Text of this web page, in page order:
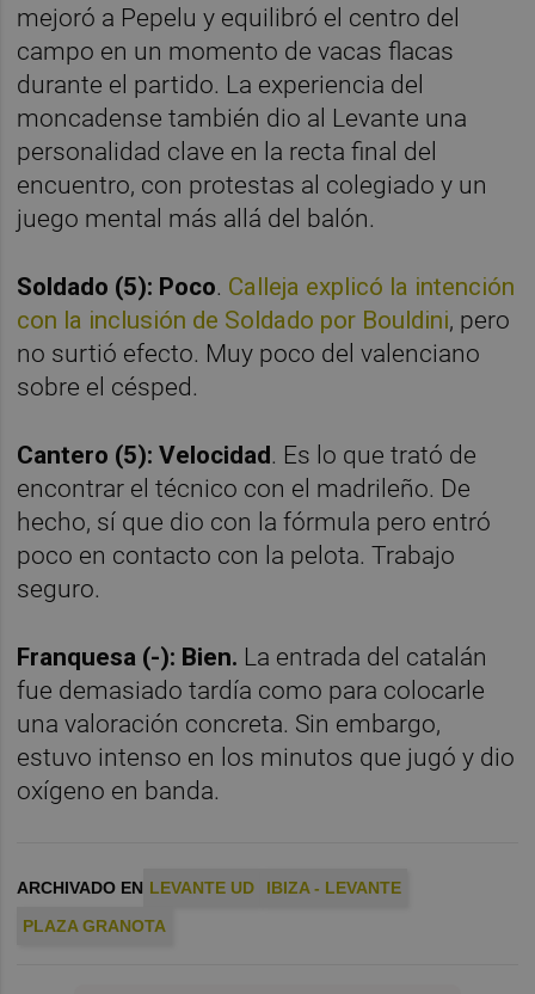
mejoró a Pepelu y equilibró el centro del
campo en un momento de vacas flacas
durante el partido. La experiencia del
moncadense también dio al Levante una
personalidad clave en la recta final del
encuentro, con protestas al colegiado y un
juego mental más allá del balón.
Soldado (5): Poco. Calleja explicó la intención
con la inclusión de Soldado por Bouldini, pero
no surtió efecto. Muy poco del valenciano
sobre el césped.
Cantero (5): Velocidad. Es lo que trató de
encontrar el técnico con el madrileño. De
hecho, sí que dio con la fórmula pero entró
poco en contacto con la pelota. Trabajo
seguro.
Franquesa (-): Bien. La entrada del catalán
fue demasiado tardía como para colocarle
una valoración concreta. Sin embargo,
estuvo intenso en los minutos que jugó y dio
oxígeno en banda.
ARCHIVADO EN LEVANTE UD
IBIZA - LEVANTE
PLAZA GRANOTA